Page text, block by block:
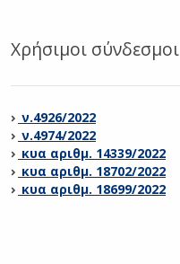
Χρήσιμοι σύνδεσμοι
ν.4926/2022
ν.4974/2022
κυα αριθμ. 14339/2022
κυα αριθμ. 18702/2022
κυα αριθμ. 18699/2022